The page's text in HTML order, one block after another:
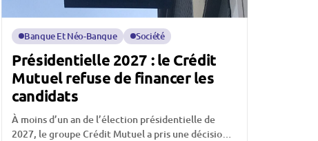
Banque Et Néo-Banque Société
Présidentielle 2027 : le Crédit
Mutuel refuse de financer les
candidats
À moins d’un an de l’élection présidentielle de
2027, le groupe Crédit Mutuel a pris une décision